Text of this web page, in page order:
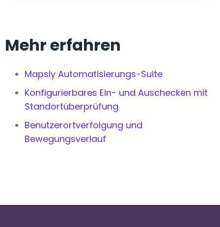
Mehr erfahren
Mapsly Automatisierungs-Suite
Konfigurierbares Ein- und Auschecken mit
Standortüberprüfung
Benutzerortverfolgung und
Bewegungsverlauf